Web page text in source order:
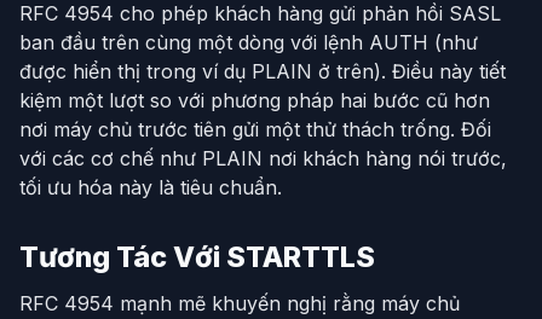
RFC 4954 cho phép khách hàng gửi phản hồi SASL
ban đầu trên cùng một dòng với lệnh AUTH (như
được hiển thị trong ví dụ PLAIN ở trên). Điều này tiết
kiệm một lượt so với phương pháp hai bước cũ hơn
nơi máy chủ trước tiên gửi một thử thách trống. Đối
với các cơ chế như PLAIN nơi khách hàng nói trước,
tối ưu hóa này là tiêu chuẩn.
Tương Tác Với STARTTLS
RFC 4954 mạnh mẽ khuyến nghị rằng máy chủ